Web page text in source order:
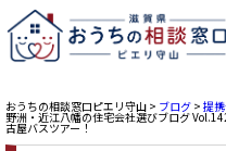
おうちの相談窓口ピエリ守山 > ブログ > 提
野洲・近江八幡の住宅会社選びブログ
古屋バスツアー！